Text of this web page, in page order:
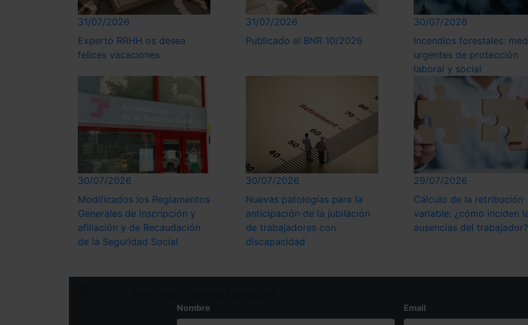
31/07/2026
Experto RRHH os desea
felices vacaciones
31/07/2026
Publicado el BNR 10/2026
30/07/2026
Incendios forestales:
urgentes de protección
laboral y social
30/07/2026
Modificados los Reglamentos
Generales de inscripción y
afiliación y de Recaudación
de la Seguridad Social
30/07/2026
Nuevas patologías para la
anticipación de la jubilación
de trabajadores con
discapacidad
29/07/2026
Cálculo de la retribución
variable: ¿cómo inciden
ausencias del trabajador?
Nombre Email